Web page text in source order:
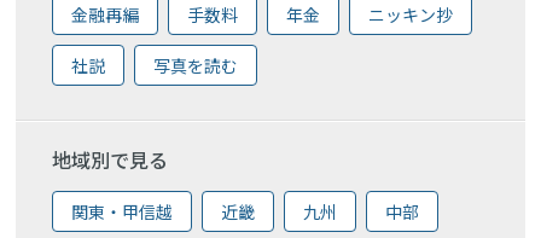
金融再編 手数料 年金 ニッキン抄
社説 写真を読む
地域別で見る
関東・甲信越 近畿 九州 中部